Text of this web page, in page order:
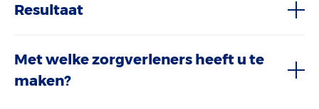
Resultaat
Met welke zorgverleners heeft u te
maken?